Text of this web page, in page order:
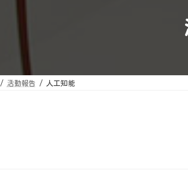
活動報告 人工知能